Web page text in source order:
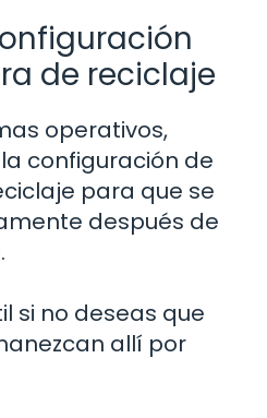
de reciclaje
operativos,
configuración de
para que se
después de
si no deseas que
allí por